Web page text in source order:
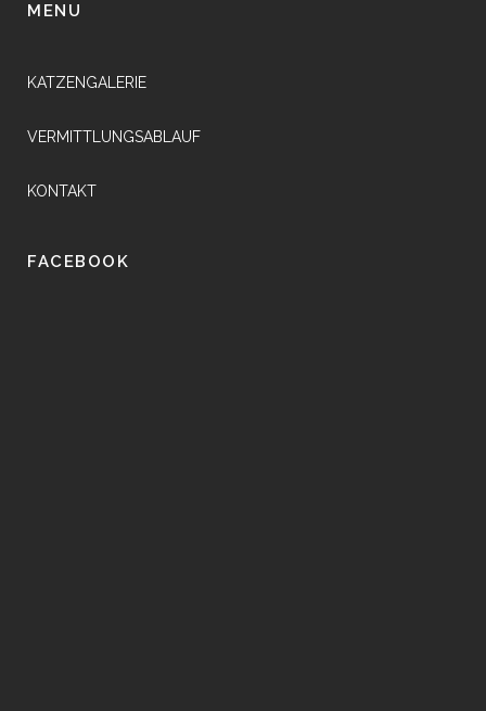
MENU
KATZENGALERIE
VERMITTLUNGSABLAUF
KONTAKT
FACEBOOK